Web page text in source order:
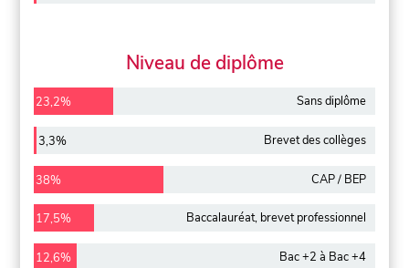
Niveau de diplôme
23,2% Sans diplôme
3,3% Brevet des collèges
38% CAP / BEP
17,5% Baccalauréat, brevet professionnel
12,6% Bac +2 à Bac +4